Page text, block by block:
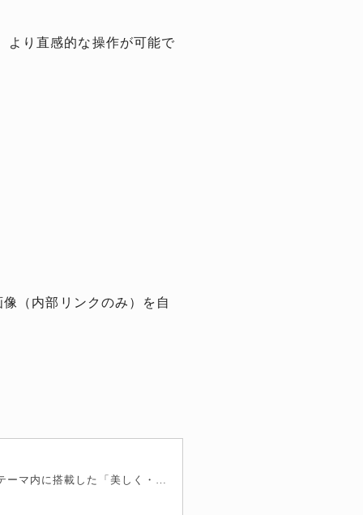
より直感的な操作が可能で
（内部リンクのみ）を自
Nishiki Pro は「ウェブサイト運営に欠かせない機能」をまとめてテーマ内に搭載した「美しく・洗練されたワードプレステーマ」です。カスタマイズ技術・知識を必要最小限におさえ、メンテナンスコストを大幅に削減したい方におすすめです。ブロックエディターに完全対応。ウェブ制作会社や、個人で活動するプロの方も使われています。日々「楽しく直感的なコンテンツ作り」ができるよう追求し、進化を続けるテーマです。